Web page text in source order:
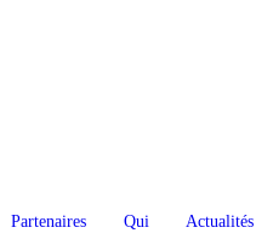
Partenaires
Qui
Actualités